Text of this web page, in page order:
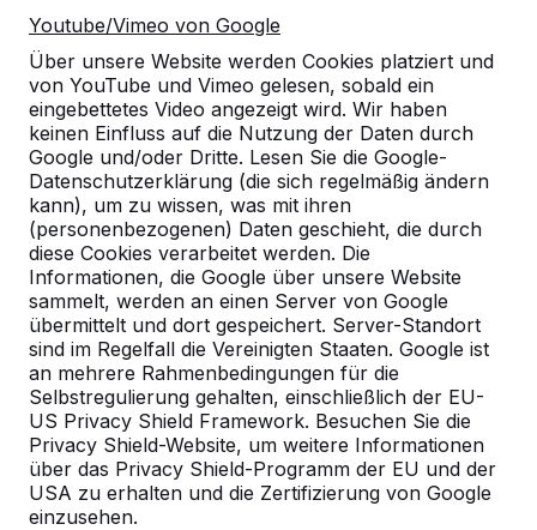
Youtube/Vimeo von Google
Über unsere Website werden Cookies platziert und
von YouTube und Vimeo gelesen, sobald ein
eingebettetes Video angezeigt wird. Wir haben
keinen Einfluss auf die Nutzung der Daten durch
Google und/oder Dritte. Lesen Sie die Google-
Datenschutzerklärung (die sich regelmäßig ändern
kann), um zu wissen, was mit ihren
(personenbezogenen) Daten geschieht, die durch
diese Cookies verarbeitet werden. Die
Informationen, die Google über unsere Website
sammelt, werden an einen Server von Google
übermittelt und dort gespeichert. Server-Standort
sind im Regelfall die Vereinigten Staaten. Google ist
an mehrere Rahmenbedingungen für die
Selbstregulierung gehalten, einschließlich der EU-
US Privacy Shield Framework. Besuchen Sie die
Privacy Shield-Website, um weitere Informationen
über das Privacy Shield-Programm der EU und der
USA zu erhalten und die Zertifizierung von Google
einzusehen.
Unsere Produkte finden Sie in ganz Europa
und darüber hinaus. Sehen Sie hier, wo Sie
ein HeBlad-Produkt in Ihrer Nähe finden.
Produkt
Alles anzeigen
Kategorie
Alles anzeigen
Ort oder Postleitzahl suchen